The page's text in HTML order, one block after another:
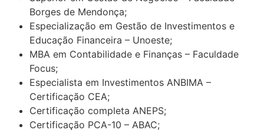
Borges de Mendonça;
Especialização em Gestão de Investimentos e
Educação Financeira – Unoeste;
MBA em Contabilidade e Finanças – Faculdade
Focus;
Especialista em Investimentos ANBIMA –
Certificação CEA;
Certificação completa ANEPS;
Certificação PCA-10 – ABAC;